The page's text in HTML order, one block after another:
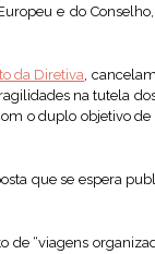
e do
da Diretiva,
na tutela
o duplo objetivo de
que se espera
“viagens